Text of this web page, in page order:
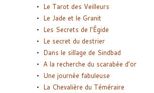
Le Tarot des Veilleurs
Le Jade et le Granit
Les Secrets de l’Égide
Le secret du destrier
Dans le sillage de Sindbad
A la recherche du scarabée d’or
Une journée fabuleuse
La Chevalière du Téméraire